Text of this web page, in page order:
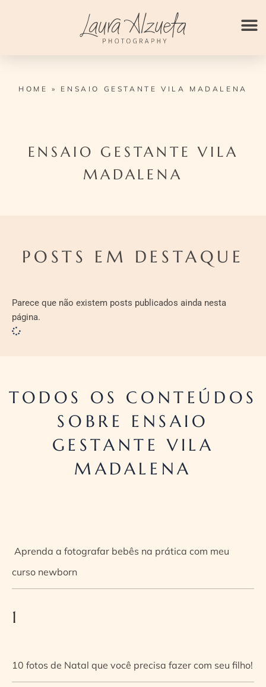
HOME » ENSAIO GESTANTE VILA MADALENA
ENSAIO GESTANTE VILA
MADALENA
POSTS EM DESTAQUE
Parece que não existem posts publicados ainda nesta
página.
TODOS OS CONTEÚDOS
SOBRE ENSAIO
GESTANTE VILA
MADALENA
Aprenda a fotografar bebês na prática com meu
curso newborn
1
10 fotos de Natal que você precisa fazer com seu filho!